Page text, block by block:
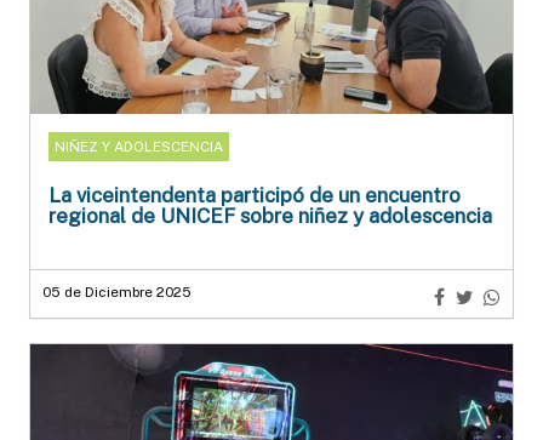
NIÑEZ Y ADOLESCENCIA
La viceintendenta participó de un encuentro
regional de UNICEF sobre niñez y adolescencia
05 de Diciembre 2025